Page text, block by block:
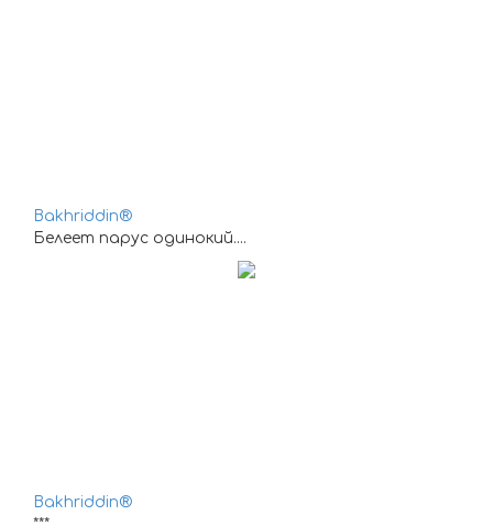
Bakhriddin®
Белеет парус одинокий....
Bakhriddin®